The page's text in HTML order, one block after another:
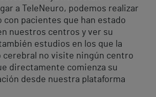
a TeleNeuro, podemos realizar
con pacientes que han estado
nuestros centros y ver su
estudios en los que la
cerebral no visite ningún centro
directamente comienza su
desde nuestra plataforma